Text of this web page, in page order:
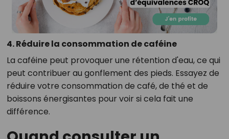
4. Réduire la consommation de caféine
La caféine peut provoquer une rétention d'eau, ce qui
peut contribuer au gonflement des pieds. Essayez de
réduire votre consommation de café, de thé et de
boissons énergisantes pour voir si cela fait une
différence.